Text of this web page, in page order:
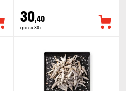
30,40
грн за 80 г